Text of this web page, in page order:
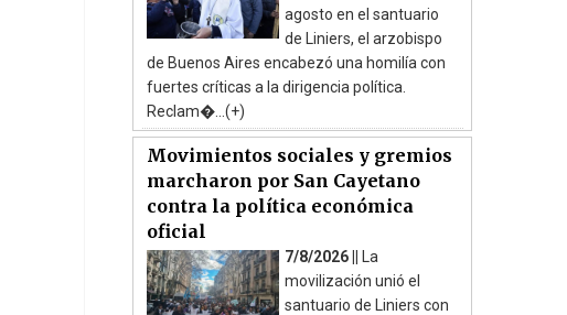
agosto en el santuario
de Liniers, el arzobispo
de Buenos Aires encabezó una homilía con
fuertes críticas a la dirigencia política.
Reclam�...(+)
Movimientos sociales y gremios
marcharon por San Cayetano
contra la política económica
oficial
7/8/2026 ||
La
movilización unió el
santuario de Liniers con